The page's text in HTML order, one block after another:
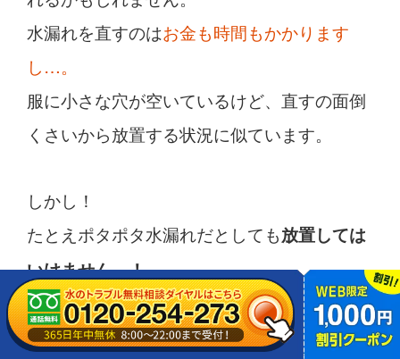
水漏れを直すのはお金も時間もかかります
し…。
服に小さな穴が空いているけど、直すの面倒
くさいから放置する状況に似ています。
しかし！
たとえポタポタ水漏れだとしても放置しては
いけません…！
もし放置してしまえば、以下のようなリスク
がどんどん高まるかもしれませんよ。